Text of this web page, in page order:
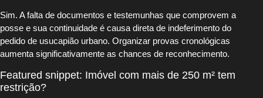
Sim. A falta de documentos e testemunhas que comprovem a
posse e sua continuidade é causa direta de indeferimento do
pedido de usucapião urbano. Organizar provas cronológicas
aumenta significativamente as chances de reconhecimento.
Featured snippet: Imóvel com mais de 250 m² tem
restrição?